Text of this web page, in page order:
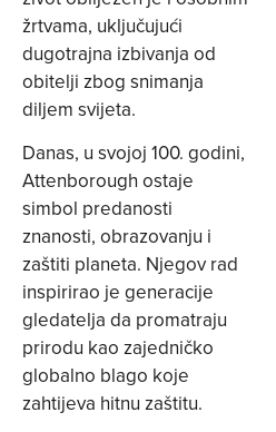
žrtvama, uključujući
dugotrajna izbivanja od
obitelji zbog snimanja
diljem svijeta.
Danas, u svojoj 100. godini,
Attenborough ostaje
simbol predanosti
znanosti, obrazovanju i
zaštiti planeta. Njegov rad
inspirirao je generacije
gledatelja da promatraju
prirodu kao zajedničko
globalno blago koje
zahtijeva hitnu zaštitu.